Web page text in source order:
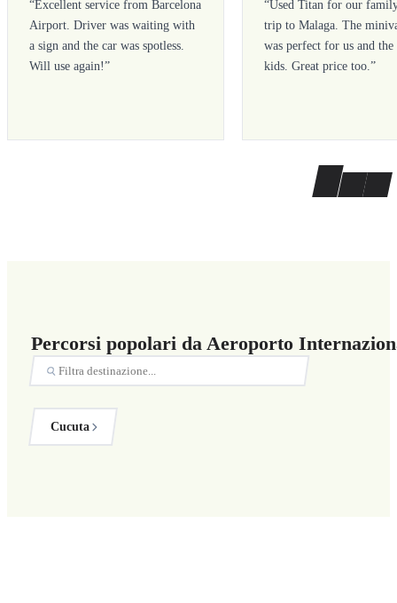
“Excellent service from Barcelona
Airport. Driver was waiting with
a sign and the car was spotless.
Will use again!”
“Used Titan for our
trip to Malaga. The
was perfect for us and the
kids. Great price too.”
Percorsi popolari da Aeroporto
Cucuta